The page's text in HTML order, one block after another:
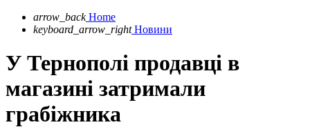
arrow_back Home
keyboard_arrow_right Новини
У Тернополі продавці в
магазині затримали
грабіжника